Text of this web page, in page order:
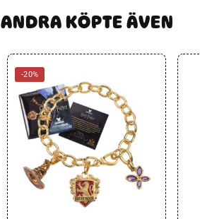
ANDRA KÖPTE ÄVEN
-20%